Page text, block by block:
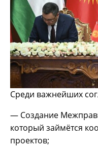
Среди важнейших
— Создание
который займётся
проектов;